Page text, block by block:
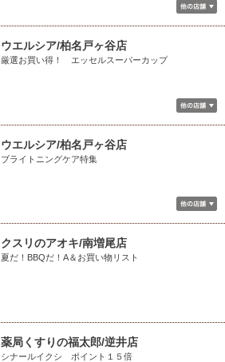
ウエルシア/柏名戸ヶ谷店
厳選お買い得！ エッセルスーパーカップ
ウエルシア/柏名戸ヶ谷店
ブライトニングケア特集
クスリのアオキ/南増尾店
夏だ！BBQだ！A＆お買い物リスト
薬局くすりの福太郎/逆井店
シナールイクシ ポイント１５倍